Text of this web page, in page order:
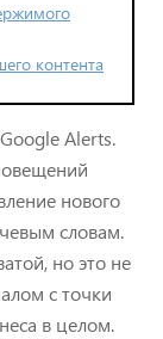
контента
Alerts.
нового
словам.
но это не
с точки
в целом.